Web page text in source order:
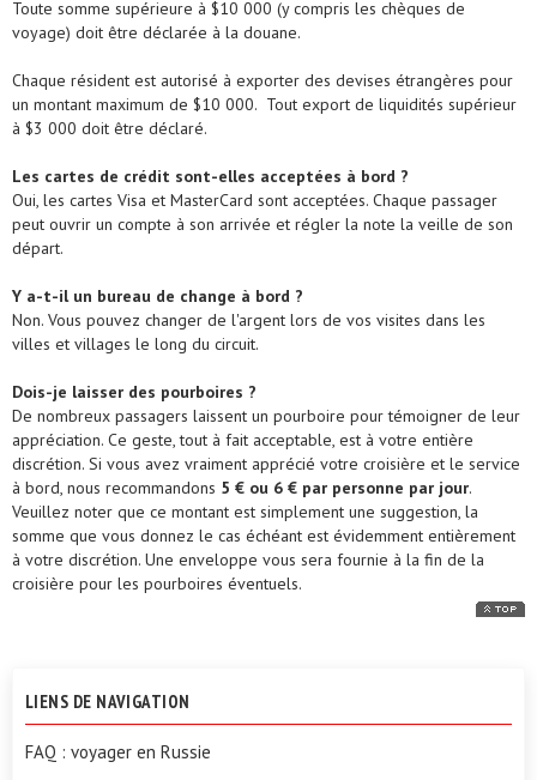
Toute somme supérieure à $10 000 (y compris les chèques de
voyage) doit être déclarée à la douane.
Chaque résident est autorisé à exporter des devises étrangères pour
un montant maximum de $10 000. Tout export de liquidités supérieur
à $3 000 doit être déclaré.
Les cartes de crédit sont-elles acceptées à bord ?
Oui, les cartes Visa et MasterCard sont acceptées. Chaque passager
peut ouvrir un compte à son arrivée et régler la note la veille de son
départ.
Y a-t-il un bureau de change à bord ?
Non. Vous pouvez changer de l'argent lors de vos visites dans les
villes et villages le long du circuit.
Dois-je laisser des pourboires ?
De nombreux passagers laissent un pourboire pour témoigner de leur
appréciation. Ce geste, tout à fait acceptable, est à votre entière
discrétion. Si vous avez vraiment apprécié votre croisière et le service
à bord, nous recommandons 5 € ou 6 € par personne par jour.
Veuillez noter que ce montant est simplement une suggestion, la
somme que vous donnez le cas échéant est évidemment entièrement
à votre discrétion. Une enveloppe vous sera fournie à la fin de la
croisière pour les pourboires éventuels.
LIENS DE NAVIGATION
FAQ : voyager en Russie